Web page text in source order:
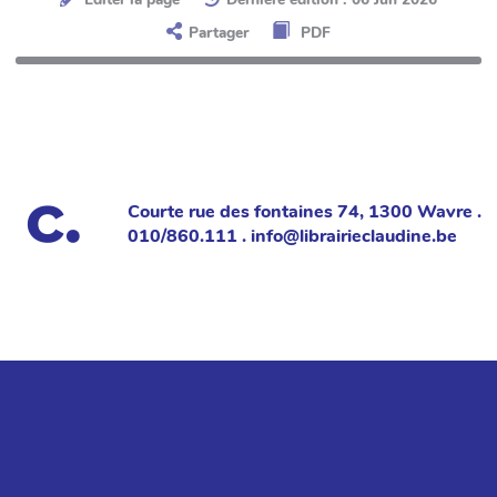
Partager
PDF
Courte rue des fontaines 74, 1300 Wavre .
010/860.111 . info@librairieclaudine.be